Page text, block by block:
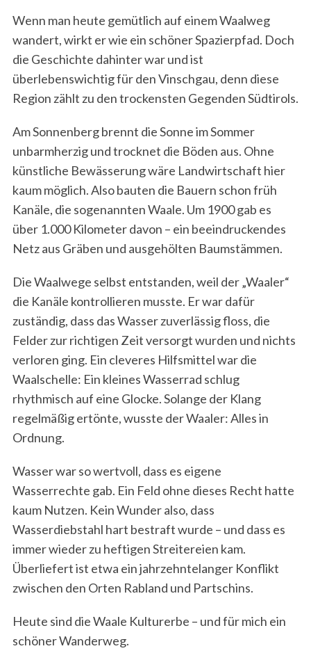
Wenn man heute gemütlich auf einem Waalweg
wandert, wirkt er wie ein schöner Spazierpfad. Doch
die Geschichte dahinter war und ist
überlebenswichtig für den Vinschgau, denn diese
Region zählt zu den trockensten Gegenden Südtirols.
Am Sonnenberg brennt die Sonne im Sommer
unbarmherzig und trocknet die Böden aus. Ohne
künstliche Bewässerung wäre Landwirtschaft hier
kaum möglich. Also bauten die Bauern schon früh
Kanäle, die sogenannten Waale. Um 1900 gab es
über 1.000 Kilometer davon – ein beeindruckendes
Netz aus Gräben und ausgehölten Baumstämmen.
Die Waalwege selbst entstanden, weil der „Waaler“
die Kanäle kontrollieren musste. Er war dafür
zuständig, dass das Wasser zuverlässig floss, die
Felder zur richtigen Zeit versorgt wurden und nichts
verloren ging. Ein cleveres Hilfsmittel war die
Waalschelle: Ein kleines Wasserrad schlug
rhythmisch auf eine Glocke. Solange der Klang
regelmäßig ertönte, wusste der Waaler: Alles in
Ordnung.
Wasser war so wertvoll, dass es eigene
Wasserrechte gab. Ein Feld ohne dieses Recht hatte
kaum Nutzen. Kein Wunder also, dass
Wasserdiebstahl hart bestraft wurde – und dass es
immer wieder zu heftigen Streitereien kam.
Überliefert ist etwa ein jahrzehntelanger Konflikt
zwischen den Orten Rabland und Partschins.
Heute sind die Waale Kulturerbe – und für mich ein
schöner Wanderweg.